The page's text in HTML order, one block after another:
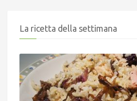
La ricetta della settimana